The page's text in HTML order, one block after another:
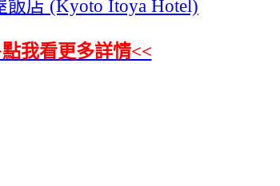
飯店 (Kyoto Itoya Hotel)
我看更多詳情<<